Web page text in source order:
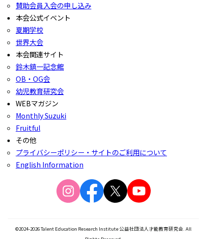
賛助会員入会の申し込み
本会公式イベント
夏期学校
世界大会
本会関連サイト
鈴木鎮一記念館
OB・OG会
幼児教育研究会
WEBマガジン
Monthly Suzuki
Fruitful
その他
プライバシーポリシー・サイトのご利用について
English Information
©2024-2026 Talent Education Research Institute 公益社団法人才能教育研究会. All